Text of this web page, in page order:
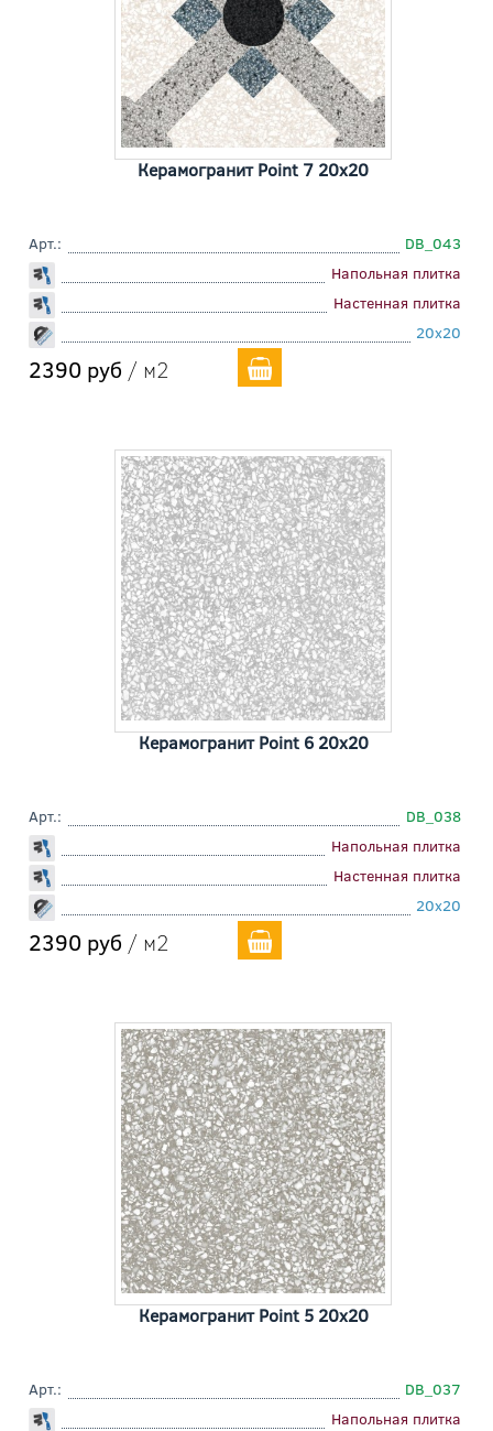
Керамогранит Point 7 20x20
Арт.:
DB_043
Напольная плитка
Настенная плитка
20x20
2390 руб / м2
Керамогранит Point 6 20x20
Арт.:
DB_038
Напольная плитка
Настенная плитка
20x20
2390 руб / м2
Керамогранит Point 5 20x20
Арт.:
DB_037
Напольная плитка